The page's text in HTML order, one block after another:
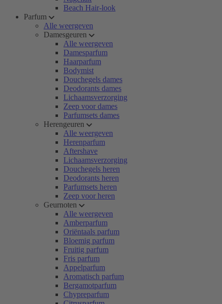
Beach Hair-look
Parfum
Alle weergeven
Damesgeuren
Alle weergeven
Damesparfum
Haarparfum
Bodymist
Douchegels dames
Deodorants dames
Lichaamsverzorging
Zeep voor dames
Parfumsets dames
Herengeuren
Alle weergeven
Herenparfum
Aftershave
Lichaamsverzorging
Douchegels heren
Deodorants heren
Parfumsets heren
Zeep voor heren
Geurnoten
Alle weergeven
Amberparfum
Oriëntaals parfum
Bloemig parfum
Fruitig parfum
Fris parfum
Appelparfum
Aromatisch parfum
Bergamotparfum
Chypreparfum